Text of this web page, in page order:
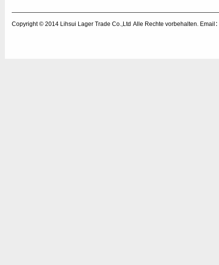
Copyright © 2014 Lihsui Lager Trade Co.,Ltd Alle Rechte vorbehalten. Email